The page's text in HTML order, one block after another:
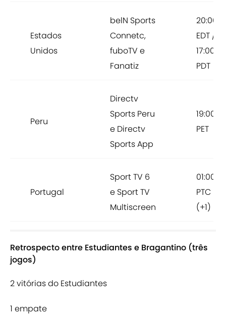
Estados
Unidos
belN Sports
Connetc,
fuboTV e
Fanatiz
20:00
EDT /
17:00
PDT
Peru
Directv
Sports Peru
e Directv
Sports App
19:00
PET
Portugal
Sport TV 6
e Sport TV
Multiscreen
01:00
PTC
(+1)
Retrospecto entre Estudiantes e Bragantino (três
jogos)
2 vitórias do Estudiantes
1 empate